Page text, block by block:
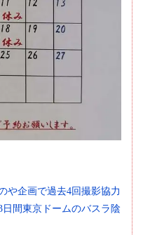
や企画で過去4回撮影協力
間東京ドームのバスラ陰